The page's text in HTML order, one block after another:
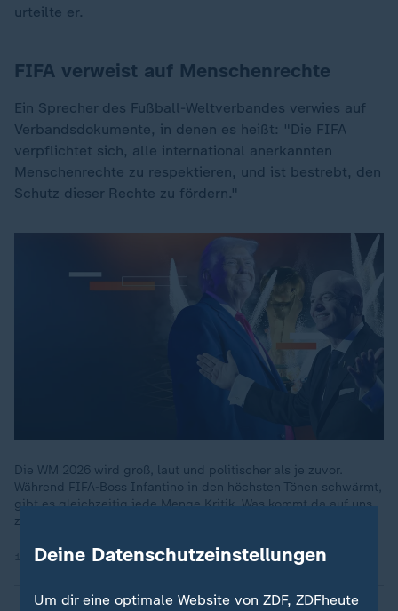
urteilte er.
FIFA verweist auf Menschenrechte
Ein Sprecher des Fußball-Weltverbandes verwies auf
Verbandsdokumente, in denen es heißt: "Die FIFA
verpflichtet sich, alle international anerkannten
Menschenrechte zu respektieren, und ist bestrebt, den
Schutz dieser Rechte zu fördern."
Die WM 2026 wird groß, laut und politischer als je zuvor.
Während FIFA-Boss Infantino in den höchsten Tönen schwärmt,
gibt es gleichzeitig jede Menge Kritik. Was kommt da auf uns
zu?
11.12.2025 | 18:09 min
Deine Datenschutzeinstellungen
Um dir eine optimale Website von ZDF, ZDFheute